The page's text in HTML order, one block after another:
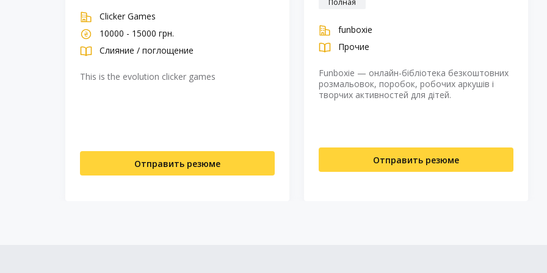
Clicker Games
10000 - 15000 грн.
Слияние / поглощение
This is the evolution clicker games
Отправить резюме
Полная
funboxie
Прочие
Funboxie — онлайн-бібліотека безкоштовних
розмальовок, поробок, робочих аркушів і
творчих активностей для дітей.
Отправить резюме